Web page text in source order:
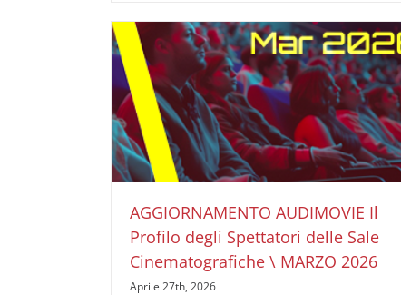
AGGIORNAMENTO AUDIMOVIE Il Profilo degli
Spettatori delle Sale Cinematografiche \ MARZO
2026
AUDIMOVIE Ricerche Pubblicità Cinema Il Profilo
degli Spettatori delle Sale Cinematografiche
AGGIORNAMENTO AUDIMOVIE Il
Profilo degli Spettatori delle Sale
Cinematografiche \ MARZO 2026
Aprile 27th, 2026